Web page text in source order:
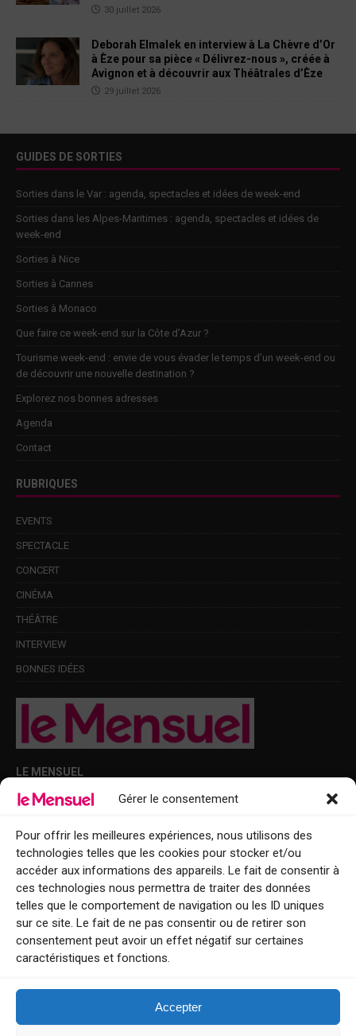
Gérer le consentement
Pour offrir les meilleures expériences, nous utilisons des
technologies telles que les cookies pour stocker et/ou
accéder aux informations des appareils. Le fait de consentir à
ces technologies nous permettra de traiter des données
telles que le comportement de navigation ou les ID uniques
sur ce site. Le fait de ne pas consentir ou de retirer son
consentement peut avoir un effet négatif sur certaines
caractéristiques et fonctions.
Accepter
30 juillet 2026
Deborah Elmalek en interview à La Chèvre d’Or
à Èze pour sa pièce « Délivrez-nous », créée à
Avignon et à découvrir aux Théâtrales d’Èze
29 juillet 2026
GUIDES DE SORTIES
Sorties dans le Var : agenda, spectacles et idées de week-end
Sorties dans les Alpes-Maritimes : agenda, spectacles et idées de
week-end
Sorties à Nice
Sorties à Cannes
Sorties à Monaco
Que faire ce week-end sur la Côte d’Azur ?
Tourisme week-end : envie de vous évader le temps d’un week-end ou
de découvrir une nouvelle destination ?
Explorez nos bonnes adresses
Agenda
Contact
RUBRIQUES
EVENTS
SPECTACLE
CONCERT
CINÉMA
THÉÂTRE
INTERVIEW
BONNES IDÉES
LE MENSUEL
Points de diffusion Var et Alpes-Maritimes : oû trouver Le Mensuel ?
Le Mensuel en PDF : consultez le magazine en ligne
Qui sommes-nous ?
BFM Top Sorties
EVENT
Tourisme week-end : envie de vous évader le temps d’un week-end ou
Explorez nos bonnes adresses
Contact